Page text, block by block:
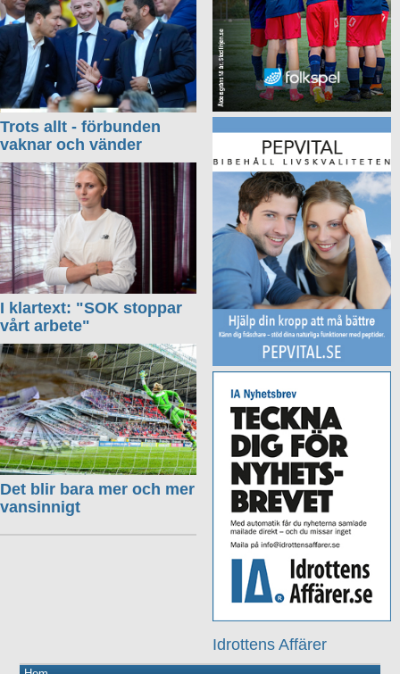
Idrottens Affärer
Trots allt - förbunden
vaknar och vänder
I klartext: "SOK stoppar
vårt arbete"
Det blir bara mer och mer
vansinnigt